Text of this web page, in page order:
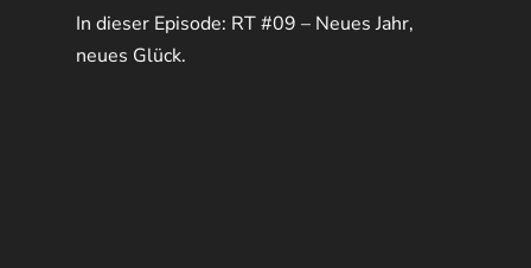
In dieser Episode: RT #09 – Neues Jahr,
neues Glück.